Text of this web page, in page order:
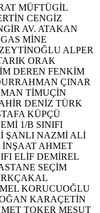
MÜFTÜGİL
CENGİZ
AV. ATAKAN
MİNE
ALPER
ORAK
DEREN FENKİM
ÇINAR
TİMUÇİN
DENİZ TÜRK
KÜPÇÜ
1/B SINIFI
ŞANLI NAZMİ ALİ
İNŞAAT AHMET
ELİF DEMİREL
SEÇİM
KORUCUOĞLU
KARAÇETİN
TOKER MESUT